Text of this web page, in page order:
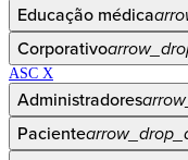
Educação médica
Corporativo
ASC X
Administradores
Paciente